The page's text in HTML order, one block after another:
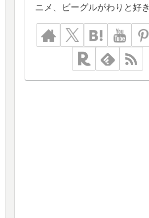
ニメ、ビーグルがわりと好き